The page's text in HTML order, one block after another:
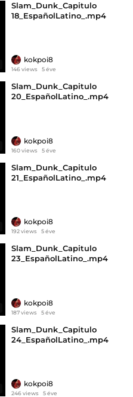
Slam_Dunk_Capitulo
18_EspañolLatino_.mp4
kokpoi8
146 views 5 éve
Slam_Dunk_Capitulo
20_EspañolLatino_.mp4
kokpoi8
160 views 5 éve
Slam_Dunk_Capitulo
21_EspañolLatino_.mp4
kokpoi8
192 views 5 éve
Slam_Dunk_Capitulo
23_EspañolLatino_.mp4
kokpoi8
187 views 5 éve
Slam_Dunk_Capitulo
24_EspañolLatino_.mp4
kokpoi8
246 views 5 éve